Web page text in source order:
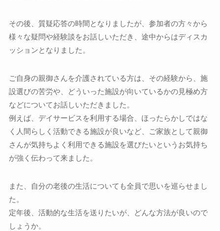
その後、質疑応答の時間となりましたが、参加者の方々から
様々な疑問や経験談をお話しいただき、途中からはディスカ
ッションとなりました。
ご自身の親御さんを介護されている方は、その経験から、施
設選びの苦労や、どういった施設が向いているかの見極め方
などについてお話しいただきました。
例えば、デイサービスを利用する場合、ほったらかしではな
く人間らしく活動できる施設が良いなど、ご家族として親御
さんが気持ちよく利用できる施設を選びたいというお気持ち
が強く伝わって来ました。
また、自分の老後の生活についても全員で思いを巡らせまし
た。
定年後、活動的な生活を送りたいが、どんな方法が良いので
しょうか。